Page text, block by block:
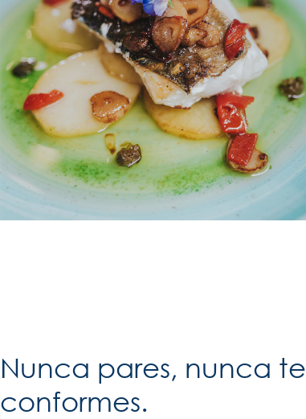
Nunca pares, nunca te
conformes.